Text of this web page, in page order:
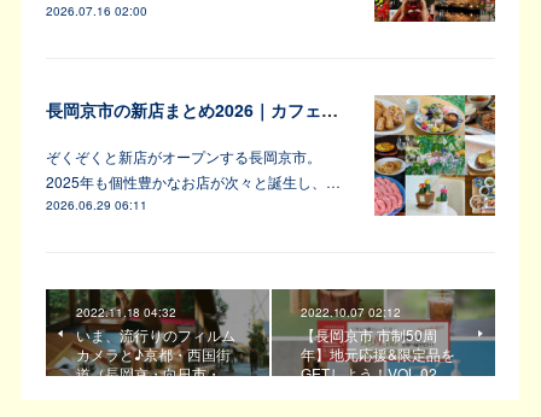
2026.07.16 02:00
長岡京市の新店まとめ2026｜カフェ・居酒屋・韓国料理など注目6軒
ぞくぞくと新店がオープンする長岡京市。
2025年も個性豊かなお店が次々と誕生し、…
2026.06.29 06:11
2022.11.18 04:32
いま、流行りのフィルム
カメラと♪京都・西国街
道（長岡京・向日市・…
2022.10.07 02:12
【長岡京市 市制50周
年】地元応援&限定品を
GETしよう！VOL.02